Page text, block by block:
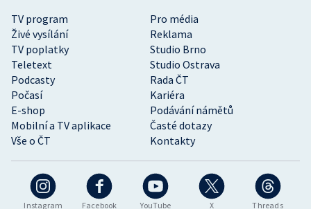
Instagram Facebook YouTube X Threads
TV program
Pro média
Živé vysílání
Reklama
TV poplatky
Studio Brno
Teletext
Studio Ostrava
Podcasty
Rada ČT
Počasí
Kariéra
E-shop
Podávání námětů
Mobilní a TV aplikace
Časté dotazy
Vše o ČT
Kontakty